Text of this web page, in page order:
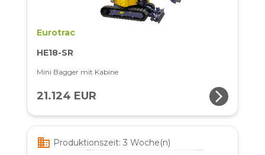
Eurotrac
HE18-SR
Mini Bagger mit Kabine
21.124 EUR arrow_forward_ios
business Produktionszeit: 3 Woche(n)